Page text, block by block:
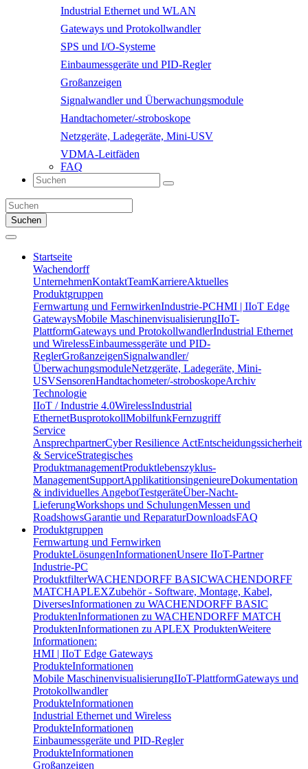
Industrial Ethernet und WLAN
Gateways und Protokollwandler
SPS und I/O-Systeme
Einbaumessgeräte und PID-Regler
Großanzeigen
Signalwandler und Überwachungsmodule
Handtachometer/-stroboskope
Netzgeräte, Ladegeräte, Mini-USV
VDMA-Leitfäden
FAQ
Suchen
Startseite
Wachendorff
UnternehmenKontaktTeamKarriereAktuelles
Produktgruppen
Fernwartung und FernwirkenIndustrie-PCHMI | IIoT Edge
GatewaysMobile MaschinenvisualisierungIIoT-
PlattformGateways und ProtokollwandlerIndustrial Ethernet
und WirelessEinbaumessgeräte und PID-
ReglerGroßanzeigenSignalwandler/
ÜberwachungsmoduleNetzgeräte, Ladegeräte, Mini-
USVSensorenHandtachometer/-stroboskopeArchiv
Technologie
IIoT / Industrie 4.0WirelessIndustrial
EthernetBusprotokollMobilfunkFernzugriff
Service
AnsprechpartnerCyber Resilience ActEntscheidungssicherheit
& ServiceStrategisches
ProduktmanagementProduktlebenszyklus-
ManagementSupportApplikatitionsingenieureDokumentation
& individuelles AngebotTestgeräteÜber-Nacht-
LieferungWorkshops und SchulungenMessen und
RoadshowsGarantie und ReparaturDownloadsFAQ
Produktgruppen
Fernwartung und Fernwirken
ProdukteLösungenInformationenUnsere IIoT-Partner
Industrie-PC
ProduktfilterWACHENDORFF BASICWACHENDORFF
MATCHAPLEXZubehör - Software, Montage, Kabel,
DiversesInformationen zu WACHENDORFF BASIC
ProduktenInformationen zu WACHENDORFF MATCH
ProduktenInformationen zu APLEX ProduktenWeitere
Informationen:
HMI | IIoT Edge Gateways
ProdukteInformationen
Mobile MaschinenvisualisierungIIoT-PlattformGateways und
Protokollwandler
ProdukteInformationen
Industrial Ethernet und Wireless
ProdukteInformationen
Einbaumessgeräte und PID-Regler
ProdukteInformationen
Großanzeigen